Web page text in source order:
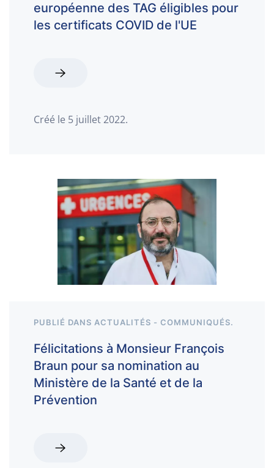
européenne des TAG éligibles pour
les certificats COVID de l'UE
Créé le 5 juillet 2022.
PUBLIÉ DANS ACTUALITÉS - COMMUNIQUÉS.
Félicitations à Monsieur François
Braun pour sa nomination au
Ministère de la Santé et de la
Prévention